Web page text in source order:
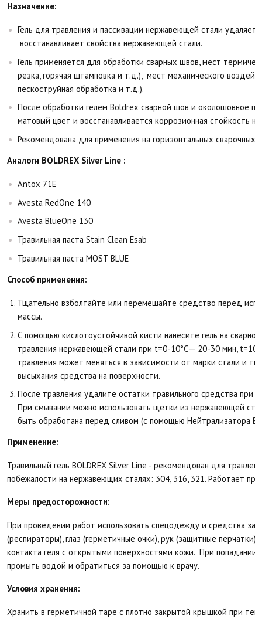
Назначение:
Гель для травления и пассивации нержавеющей стали удаляет
восстанавливает свойства нержавеющей стали.
Гель применяется для обработки сварных швов, мест
резка, горячая штамповка и т.д.), мест механического
пескоструйная обработка и т.д.).
После обработки гелем Boldrex сварной шов и околошовное
матовый цвет и восстанавливается коррозионная стойкость
Рекомендована для применения на горизонтальных сварочных
Аналоги BOLDREX Silver Line :
Antox 71E
Avesta RedOne 140
​​​​​​​Avesta BlueOne 130
Травильная паста Stain Clean Esab
Травильная паста MOST BLUE
Способ применения:
Тщательно взболтайте или перемешайте средство перед
массы.
С помощью кислотоустойчивой кисти нанесите гель на
травления нержавеющей стали при t=0-10°С— 20-30 мин,
травления может меняться в зависимости от марки стали и
высыхания средства на поверхности.
После травления удалите остатки травильного средства при
При смывании можно использовать щетки из нержавеющей
быть обработана перед сливом (с помощью Нейтрализатора
Применение:
Травильный гель BOLDREX Silver Line - рекомендован для
побежалости на нержавеющих сталях: 304, 316, 321. Работает
Меры предосторожности:
При проведении работ использовать спецодежду и средства
(респираторы), глаз (герметичные очки), рук (защитные
контакта геля с открытыми поверхностями кожи. При попадании
промыть водой и обратиться за помощью к врачу.
Условия хранения:
Хранить в герметичной таре с плотно закрытой крышкой при